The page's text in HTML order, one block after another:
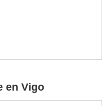
en Vigo